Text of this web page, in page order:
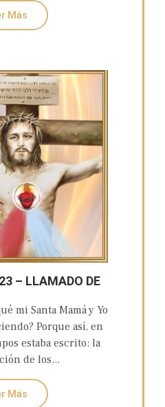
Más
– LLAMADO DE
EUCARÍSTICO
mi Santa Mamá y Yo
Porque así, en
estaba escrito: la
de los...
Más